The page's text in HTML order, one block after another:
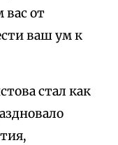
вас от
ваш ум к
стал как